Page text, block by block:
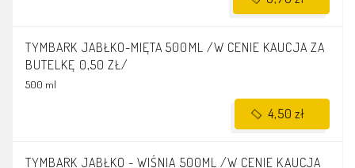
TYMBARK JABŁKO-MIĘTA 500ML /W CENIE KAUCJA ZA
BUTELKĘ 0,50 ZŁ/
500 ml
TYMBARK JABŁKO - WIŚNIA 500ML /W CENIE KAUCJA